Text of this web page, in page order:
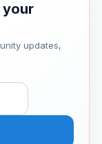
your
updates,